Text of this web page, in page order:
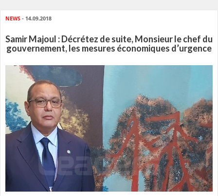
NEWS - 14.09.2018
Samir Majoul : Décrétez de suite, Monsieur le chef du
gouvernement, les mesures économiques d’urgence